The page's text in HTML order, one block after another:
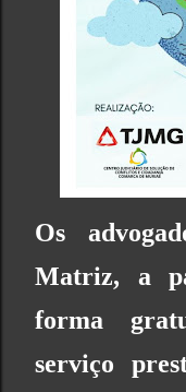
Os
Matriz, a
forma
serviço